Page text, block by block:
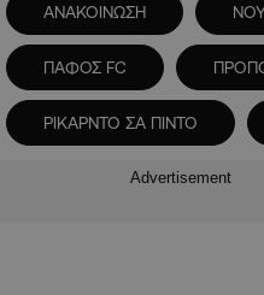
ΑΝΑΚΟΙΝΩΣΗ
ΠΑΦΟΣ FC
ΡΙΚΑΡΝΤΟ ΣΑ ΠΙΝΤΟ
Advertisement